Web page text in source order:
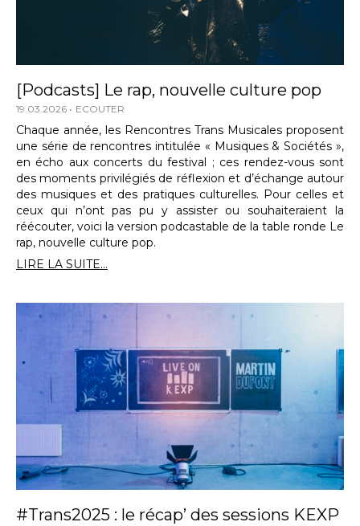
[Podcasts] Le rap, nouvelle culture pop
19.03.2026 ECOUTER
Chaque année, les Rencontres Trans Musicales proposent
une série de rencontres intitulée « Musiques & Sociétés »,
en écho aux concerts du festival ; ces rendez-vous sont
des moments privilégiés de réflexion et d’échange autour
des musiques et des pratiques culturelles. Pour celles et
ceux qui n’ont pas pu y assister ou souhaiteraient la
réécouter, voici la version podcastable de la table ronde Le
rap, nouvelle culture pop.
LIRE LA SUITE...
#Trans2025 : le récap’ des sessions KEXP